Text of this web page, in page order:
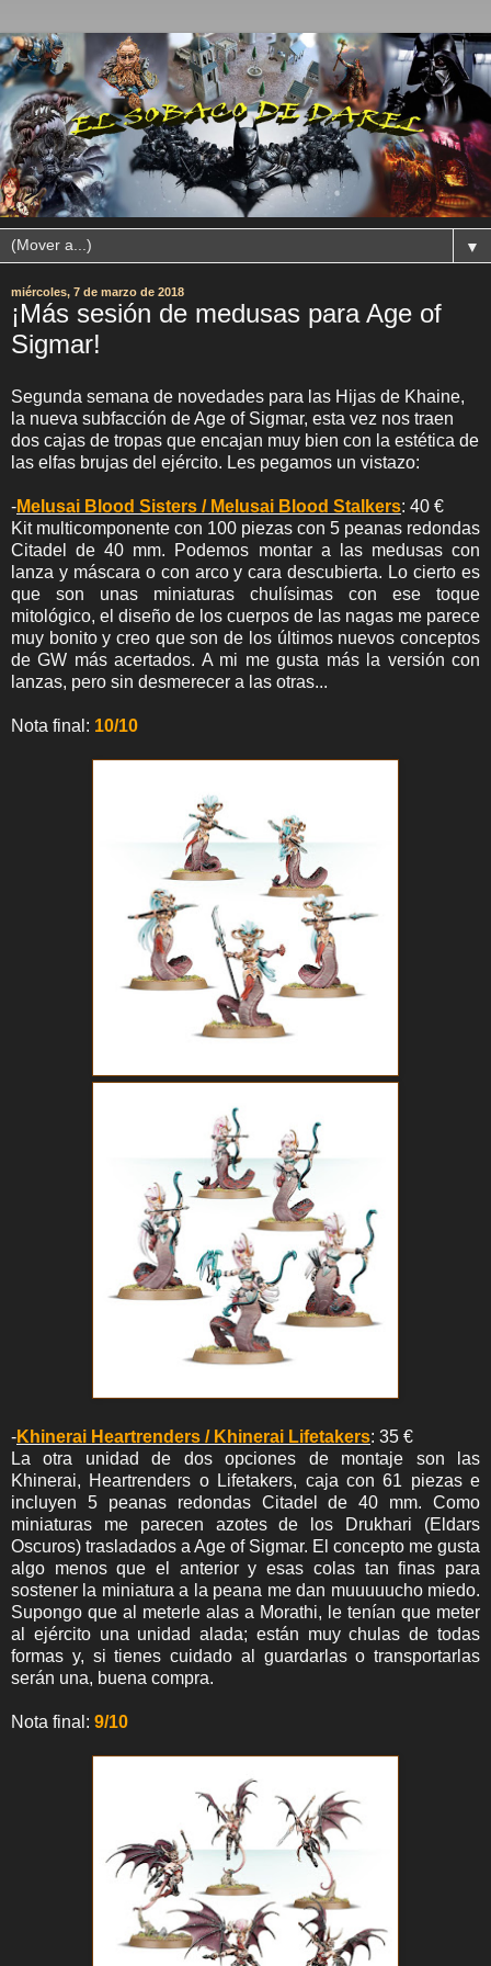
▼
miércoles, 7 de marzo de 2018
¡Más sesión de medusas para Age of
Sigmar!
Segunda semana de novedades para las Hijas de Khaine,
la nueva subfacción de Age of Sigmar, esta vez nos traen
dos cajas de tropas que encajan muy bien con la estética de
las elfas brujas del ejército. Les pegamos un vistazo:
-Melusai Blood Sisters / Melusai Blood Stalkers: 40 €
Kit multicomponente con 100 piezas con 5 peanas redondas
Citadel de 40 mm. Podemos montar a las medusas con
lanza y máscara o con arco y cara descubierta. Lo cierto es
que son unas miniaturas chulísimas con ese toque
mitológico, el diseño de los cuerpos de las nagas me parece
muy bonito y creo que son de los últimos nuevos conceptos
de GW más acertados. A mi me gusta más la versión con
lanzas, pero sin desmerecer a las otras...
Nota final: 10/10
-Khinerai Heartrenders / Khinerai Lifetakers: 35 €
La otra unidad de dos opciones de montaje son las
Khinerai, Heartrenders o Lifetakers, caja con 61 piezas e
incluyen 5 peanas redondas Citadel de 40 mm. Como
miniaturas me parecen azotes de los Drukhari (Eldars
Oscuros) trasladados a Age of Sigmar. El concepto me gusta
algo menos que el anterior y esas colas tan finas para
sostener la miniatura a la peana me dan muuuuucho miedo.
Supongo que al meterle alas a Morathi, le tenían que meter
al ejército una unidad alada; están muy chulas de todas
formas y, si tienes cuidado al guardarlas o transportarlas
serán una, buena compra.
Nota final: 9/10